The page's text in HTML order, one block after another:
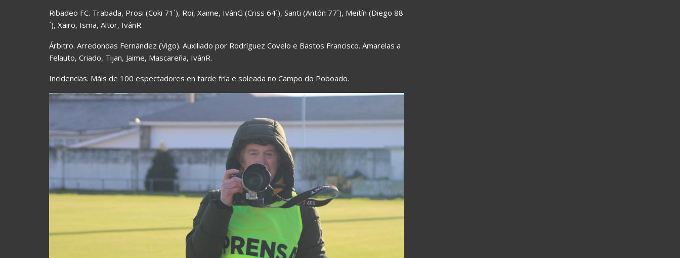
Ribadeo FC. Trabada, Prosi (Coki 71´), Roi, Xaime, IvánG (Criss 64´), Santi (Antón 77´), Meitín (Diego 88
´), Xairo, Isma, Aitor, IvánR.
Árbitro. Arredondas Fernández (Vigo). Auxiliado por Rodríguez Covelo e Bastos Francisco. Amarelas a
Felauto, Criado, Tijan, Jaime, Mascareña, IvánR.
Incidencias. Máis de 100 espectadores en tarde fría e soleada no Campo do Poboado.